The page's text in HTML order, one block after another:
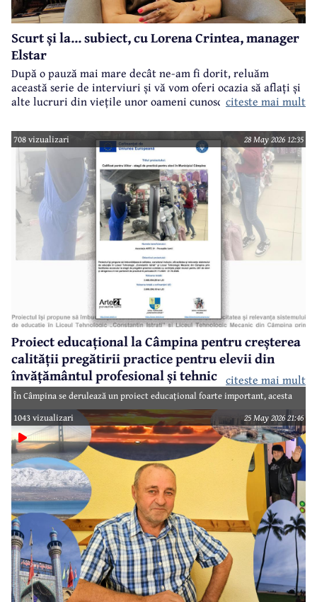
Scurt și la... subiect, cu Lorena Crintea, manager
Elstar
După o pauză mai mare decât ne-am fi dorit, reluăm
această serie de interviuri și vă vom oferi ocazia să aflați și
alte lucruri din viețile unor oameni cunoscuți din Câmpina.
răspunsuri scurte și la... subiect. Vor fi întrebări legate atât
de cariera profesională a invitaților noștri, cât și din viața
lor particulară.
citeste mai mult
708 vizualizari 28 May 2026 12:35
Proiect educațional la Câmpina pentru creșterea
calității pregătirii practice pentru elevii din
învățământul profesional și tehnic
În Câmpina se derulează un proiect educațional foarte important, acesta
fiind pretextul unui interviu cu Iolanda Chioaru - președintele Asociației
Arte 21 - Poveștile lumii, partener de practică în cadrul proiectului
„Calificat pentru viitor - stagii de practică pentru elevi în Municipiul
Câmpina”.
citeste mai mult
1043 vizualizari 25 May 2026 21:46